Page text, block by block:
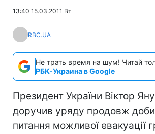
13:40 15.03.2011 Вт
RBC.UA
Не трать время на шум! Читай
РБК-Украина в Google
Президент України Віктор
доручив уряду продовж
питання можливої евакуації